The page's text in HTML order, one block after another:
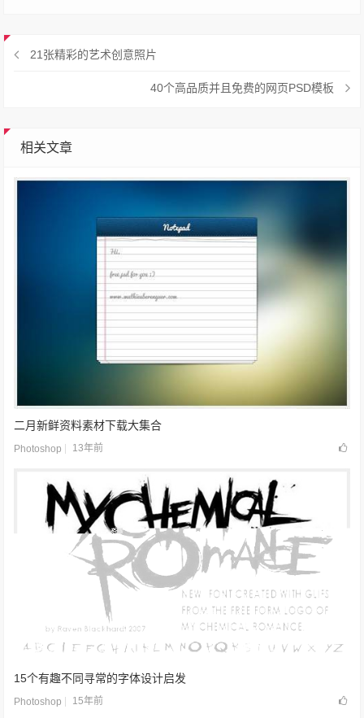
21张精彩的艺术创意照片
40个高品质并且免费的网页PSD模板
相关文章
二月新鲜资料素材下载大集合
Photoshop 13年前
15个有趣不同寻常的字体设计启发
Photoshop 15年前